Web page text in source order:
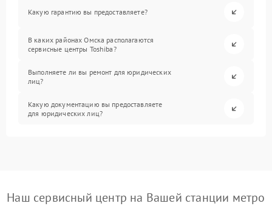
Какую гарантию вы предоставляете?
В каких районах Омска располагаются
сервисные центры Toshiba?
Выполняете ли вы ремонт для юридических
лиц?
Какую документацию вы предоставляете
для юридических лиц?
Наш сервисный центр на Вашей станции метро